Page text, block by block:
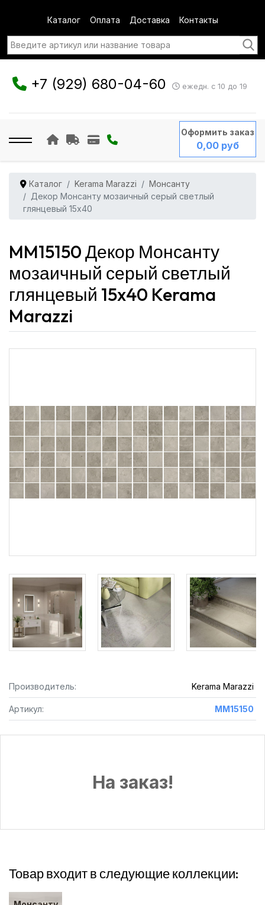
Каталог Оплата Доставка Контакты
+7 (929) 680-04-60 ежедн. с 10 до 19
Оформить заказ
0,00 руб
Каталог Kerama Marazzi
Монсанту
Декор Монсанту мозаичный серый светлый
глянцевый 15x40
MM15150 Декор Монсанту
мозаичный серый светлый
глянцевый 15x40 Kerama
Marazzi
Производитель: Kerama Marazzi
Артикул: MM15150
На заказ!
Товар входит в следующие коллекции: